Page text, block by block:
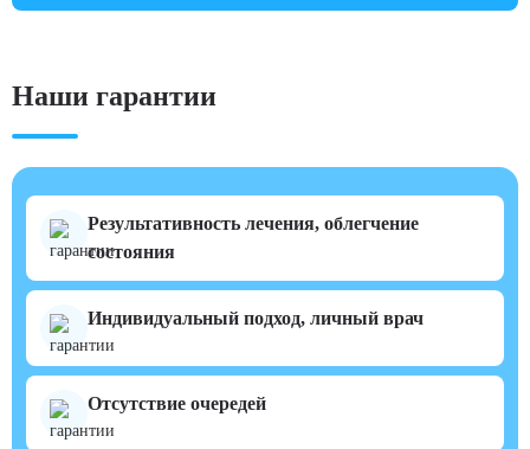
Наши гарантии
Результативность лечения, облегчение
состояния
Индивидуальный подход, личный врач
Отсутствие очередей